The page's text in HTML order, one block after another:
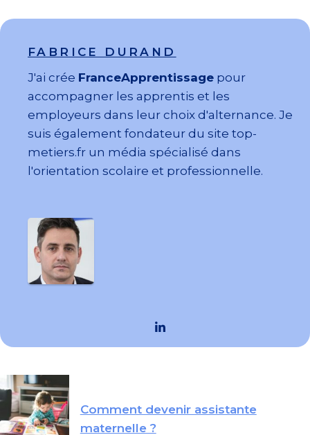
FABRICE DURAND
J'ai crée FranceApprentissage pour
accompagner les apprentis et les
employeurs dans leur choix d'alternance. Je
suis également fondateur du site top-
metiers.fr un média spécialisé dans
l'orientation scolaire et professionnelle.
Comment devenir assistante
maternelle ?